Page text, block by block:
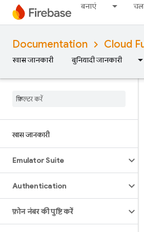
बनाएं
Documentation Cloud
खास जानकारी बुनियादी जानकारी
खास जानकारी
Emulator Suite
Authentication
फ़ोन नंबर की पुष्टि करें